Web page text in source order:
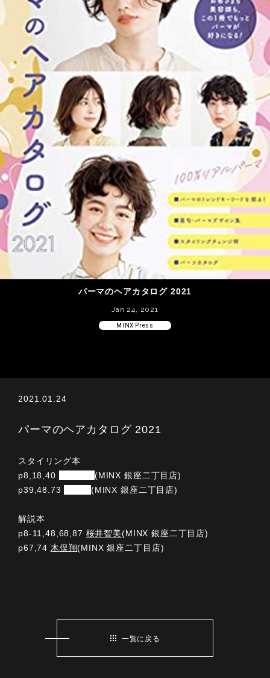
パーマのヘアカタログ 2021
Jan 24, 2021
MINX Press
2021.01.24
パーマのヘアカタログ 2021
スタイリング本
p8,18,40
(MINX 銀座二丁目店)
p39,48.73
(MINX 銀座二丁目店)
解説本
p8-11,48,68,87 桜井智美(MINX 銀座二丁目店)
p67,74 木俣翔(MINX 銀座二丁目店)
一覧に戻る